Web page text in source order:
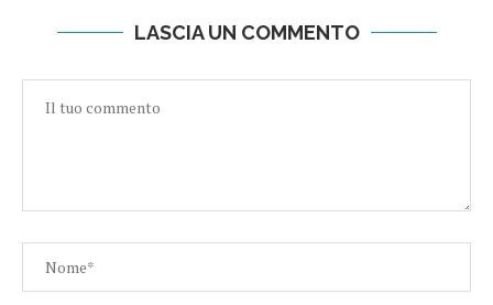
LASCIA UN COMMENTO